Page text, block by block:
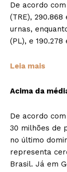
De acordo
(TRE),
urnas,
(PL), e 190.278
Leia mais
Acima da
De acordo
30 milhões de
no último
representa
Brasil. Já em